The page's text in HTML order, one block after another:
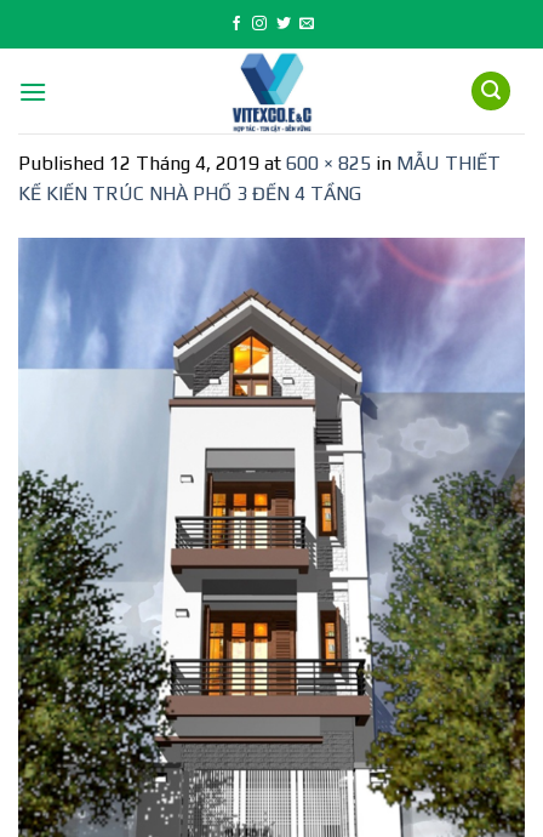
to
Published 12 Tháng 4, 2019 at 600 × 825 in MẪU THIẾT
KẾ KIẾN TRÚC NHÀ PHỐ 3 ĐẾN 4 TẦNG